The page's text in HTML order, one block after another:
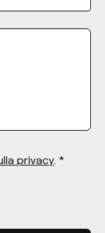
privacy. *